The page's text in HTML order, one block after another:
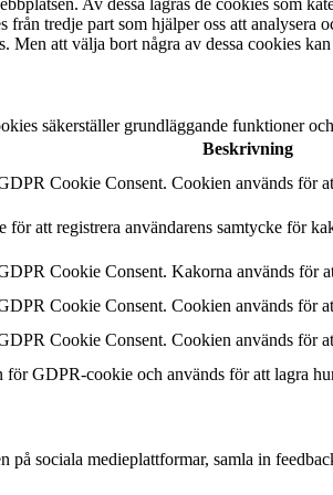
Av dessa lagras de cookies som
tredje part som hjälper oss att analysera
att välja bort några av dessa cookies
säkerställer grundläggande funktioner
Beskrivning
Cookie Consent. Cookien används för
att registrera användarens samtycke för
Cookie Consent. Kakorna används för
Cookie Consent. Cookien används för
Cookie Consent. Cookien används för
GDPR-cookie och används för att lagra
sociala medieplattformar, samla in